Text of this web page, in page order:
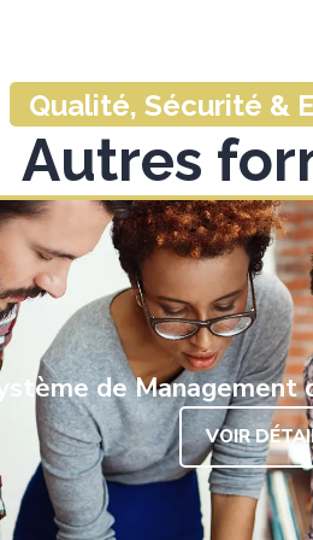
Qualité, Sécurité &
Autres
de Management
VOIR